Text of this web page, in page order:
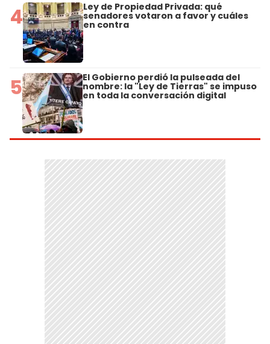
4 Ley de Propiedad Privada: qué
senadores votaron a favor y cuáles
en contra
5 El Gobierno perdió la pulseada del
nombre: la "Ley de Tierras" se impuso
en toda la conversación digital